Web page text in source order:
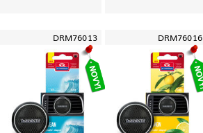
DRM76013 DRM76016